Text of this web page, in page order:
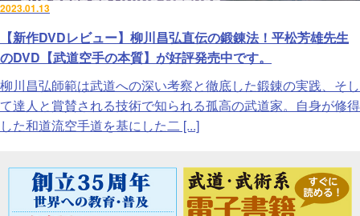
2023.01.13
【新作DVDレビュー】柳川昌弘直伝の鍛錬法！平松芳雄先生
のDVD【武道空手の本質】が好評発売中です。
柳川昌弘師範は武道への深い考察と徹底した鍛錬の実践、そし
て達人と賞賛される技術で知られる孤高の武道家。自身が修得
した和道流空手道を基にした二 [...]